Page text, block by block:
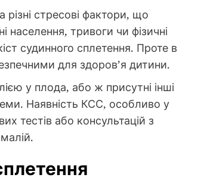
стресові фактори, що
населення, тривоги чи фізичні
судинного сплетення. Проте в
для здоров’я дитини.
у плода, або ж присутні інші
Наявність КСС, особливо у
тестів або консультацій з